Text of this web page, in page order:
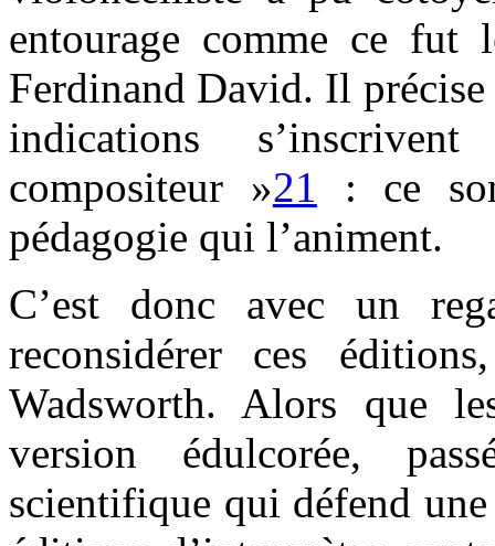
entourage comme ce fut
Ferdinand David. Il précise
indications
compositeur »21 : ce
pédagogie qui l’animent.
C’est donc avec un
reconsidérer ces
Wadsworth. Alors que
version édulcorée,
scientifique qui défend